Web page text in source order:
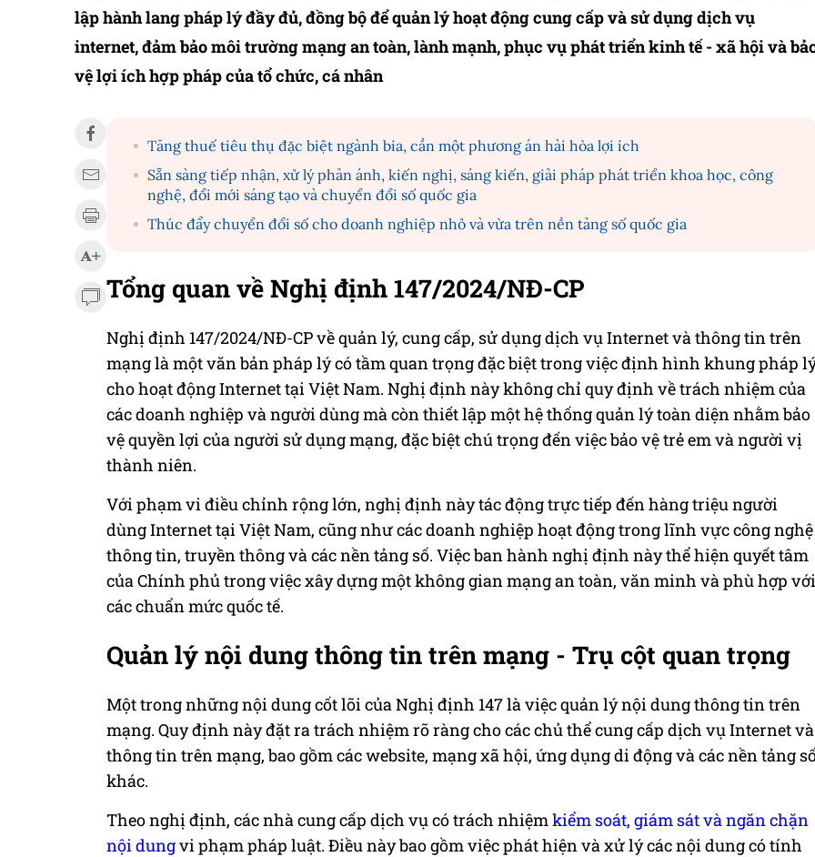
lập hành lang pháp lý đầy đủ, đồng bộ để quản lý hoạt động cung cấp và sử dụng dịch vụ
internet, đảm bảo môi trường mạng an toàn, lành mạnh, phục vụ phát triển kinh tế - xã hội và
vệ lợi ích hợp pháp của tổ chức, cá nhân
Tăng thuế tiêu thụ đặc biệt ngành bia, cần một phương án hài hòa lợi ích
Sẵn sàng tiếp nhận, xử lý phản ánh, kiến nghị, sáng kiến, giải pháp phát triển khoa học, công
nghệ, đổi mới sáng tạo và chuyển đổi số quốc gia
Thúc đẩy chuyển đổi số cho doanh nghiệp nhỏ và vừa trên nền tảng số quốc gia
Tổng quan về Nghị định 147/2024/NĐ-CP
Nghị định 147/2024/NĐ-CP về quản lý, cung cấp, sử dụng dịch vụ Internet và thông tin trên
mạng là một văn bản pháp lý có tầm quan trọng đặc biệt trong việc định hình khung pháp
cho hoạt động Internet tại Việt Nam. Nghị định này không chỉ quy định về trách nhiệm của
các doanh nghiệp và người dùng mà còn thiết lập một hệ thống quản lý toàn diện nhằm bảo
vệ quyền lợi của người sử dụng mạng, đặc biệt chú trọng đến việc bảo vệ trẻ em và người vị
thành niên.
Với phạm vi điều chỉnh rộng lớn, nghị định này tác động trực tiếp đến hàng triệu người
dùng Internet tại Việt Nam, cũng như các doanh nghiệp hoạt động trong lĩnh vực công nghệ
thông tin, truyền thông và các nền tảng số. Việc ban hành nghị định này thể hiện quyết tâm
của Chính phủ trong việc xây dựng một không gian mạng an toàn, văn minh và phù hợp với
các chuẩn mức quốc tế.
Quản lý nội dung thông tin trên mạng - Trụ cột quan trọng
Một trong những nội dung cốt lõi của Nghị định 147 là việc quản lý nội dung thông tin trên
mạng. Quy định này đặt ra trách nhiệm rõ ràng cho các chủ thể cung cấp dịch vụ Internet và
thông tin trên mạng, bao gồm các website, mạng xã hội, ứng dụng di động và các nền tảng
khác.
Theo nghị định, các nhà cung cấp dịch vụ có trách nhiệmkiểm soát, giám sát và ngăn chặn
nội dungvi phạm pháp luật. Điều này bao gồm việc phát hiện và xử lý các nội dung có tính